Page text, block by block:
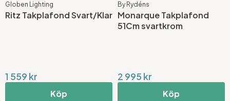
Globen Lighting
Ritz Takplafond Svart/Klar
1 559 kr
Köp
By Rydéns
Monarque Takplafond
51Cm svartkrom
2 995 kr
Köp